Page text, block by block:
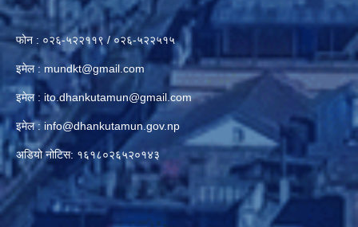
फोन : ०२६-५२२११९ / ०२६-५२२५१५
इमेल : mundkt@gmail.com
इमेल : ito.dhankutamun@gmail.com
इमेल : info@dhankutamun.gov.np
अडियो नोटिस: १६१८०२६५२०१४३